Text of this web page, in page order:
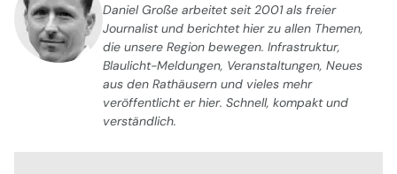
Daniel Große arbeitet seit 2001 als freier
Journalist und berichtet hier zu allen Themen,
die unsere Region bewegen. Infrastruktur,
Blaulicht-Meldungen, Veranstaltungen, Neues
aus den Rathäusern und vieles mehr
veröffentlicht er hier. Schnell, kompakt und
verständlich.